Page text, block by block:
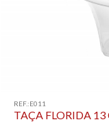
REF.:E011
TAÇA FLORIDA 13